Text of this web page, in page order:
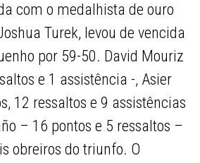
com o medalhista de ouro
Turek, levou de vencida
por 59-50. David Mouriz
e 1 assistência -, Asier
12 ressaltos e 9 assistências
– 16 pontos e 5 ressaltos –
obreiros do triunfo. O